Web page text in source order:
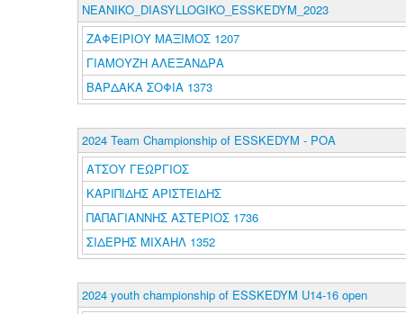
NEANIKO_DIASYLLOGIKO_ESSKEDYM_2023
ΖΑΦΕΙΡΙΟΥ ΜΑΞΙΜΟΣ 1207
ΓΙΑΜΟΥΖΗ ΑΛΕΞΑΝΔΡΑ
ΒΑΡΔΑΚΑ ΣΟΦΙΑ 1373
2024 Team Championship of ESSKEDYM - POA
ΑΤΣΟΥ ΓΕΩΡΓΙΟΣ
ΚΑΡΙΠΙΔΗΣ ΑΡΙΣΤΕΙΔΗΣ
ΠΑΠΑΓΙΑΝΝΗΣ ΑΣΤΕΡΙΟΣ 1736
ΣΙΔΕΡΗΣ ΜΙΧΑΗΛ 1352
2024 youth championship of ESSKEDYM U14-16 open